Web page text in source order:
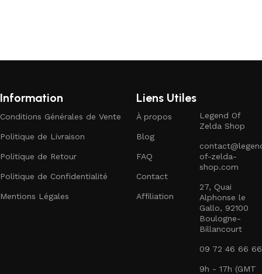
Information
Conditions Générales de Vente
Politique de Livraison
Politique de Retour
Politique de Confidentialité
Mentions Légales
Liens Utiles
À propos
Blog
FAQ
Contact
Affiliation
Legend Of
Zelda Shop
of-zelda-
shop.com
27, Quai
Alphonse le
Gallo, 92100
Boulogne-
Billancourt
09 72 46 66 66
9h - 17h (GMT